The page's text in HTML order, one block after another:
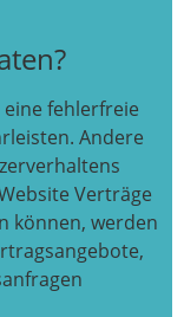
fehlerfreie
Andere
Verträge
können, werden